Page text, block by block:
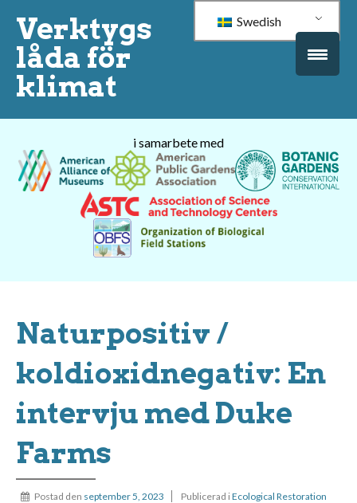
Verktygs
låda för
klimat
Swedish
i samarbete med
Naturpositiv /
koldioxidnegativ: En
intervju med Duke
Farms
Postad den september 5, 2023 Publicerad i Ecological Restoration